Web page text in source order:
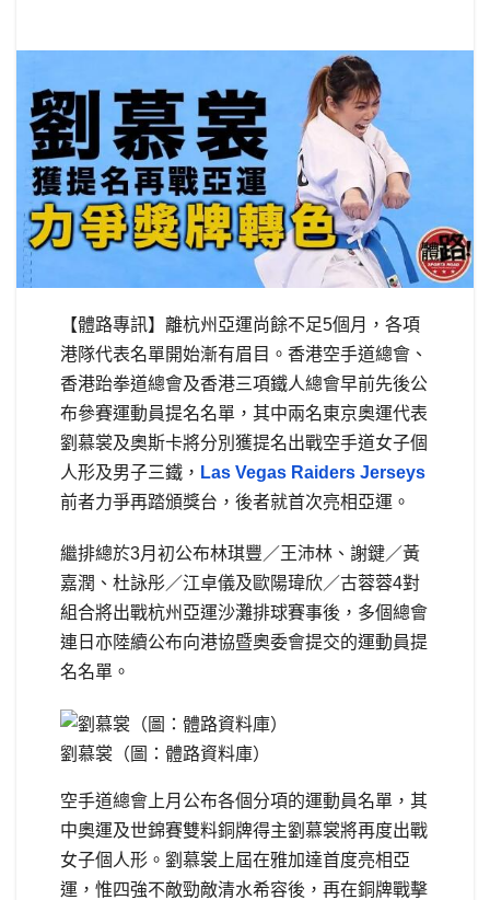
【體路專訊】離杭州亞運尚餘不足5個月，各項
港隊代表名單開始漸有眉目。香港空手道總會、
香港跆拳道總會及香港三項鐵人總會早前先後公
布參賽運動員提名名單，其中兩名東京奧運代表
劉慕裳及奧斯卡將分別獲提名出戰空手道女子個
人形及男子三鐵， Las Vegas Raiders Jerseys
前者力爭再踏頒獎台，後者就首次亮相亞運。
繼排總於3月初公布林琪豐／王沛林、謝鍵／黃
嘉潤、杜詠彤／江卓儀及歐陽瑋欣／古蓉蓉4對
組合將出戰杭州亞運沙灘排球賽事後，多個總會
連日亦陸續公布向港協暨奧委會提交的運動員提
名名單。
劉慕裳（圖：體路資料庫）
空手道總會上月公布各個分項的運動員名單，其
中奧運及世錦賽雙料銅牌得主劉慕裳將再度出戰
女子個人形。劉慕裳上屆在雅加達首度亮相亞
運，惟四強不敵勁敵清水希容後，再在銅牌戰擊